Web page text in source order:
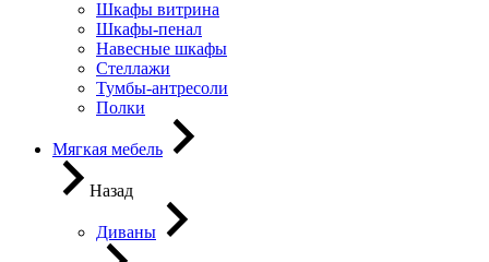
Шкафы витрина
Шкафы-пенал
Навесные шкафы
Стеллажи
Тумбы-антресоли
Полки
Мягкая мебель
Назад
Диваны